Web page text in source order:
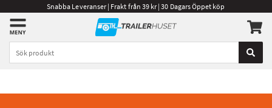
Snabba Leveranser | Frakt från 39 kr | 30 Dagars Öppet köp